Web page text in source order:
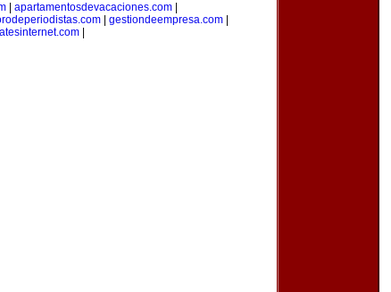
| apartamentosdevacaciones.com|
gestiondeempresa.com
|